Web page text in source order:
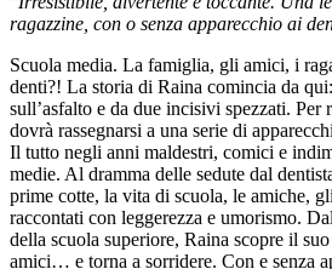
ragazzine, con o senza apparecchio ai
Scuola media. La famiglia, gli amici, i
denti?! La storia di Raina comincia da
sull’asfalto e da due incisivi spezzati. Per
dovrà rassegnarsi a una serie di
Il tutto negli anni maldestri, comici e
medie. Al dramma delle sedute dal
prime cotte, la vita di scuola, le amiche,
raccontati con leggerezza e umorismo.
della scuola superiore, Raina scopre il
amici… e torna a sorridere. Con e senza